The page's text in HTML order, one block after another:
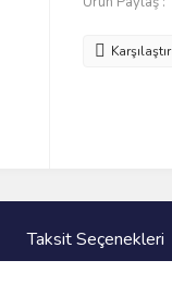
Karşılaştır
Taksit Seçenekleri